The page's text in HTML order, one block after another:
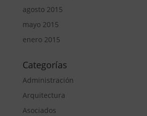
agosto 2015
mayo 2015
enero 2015
Categorías
Administración
Arquitectura
Asociados